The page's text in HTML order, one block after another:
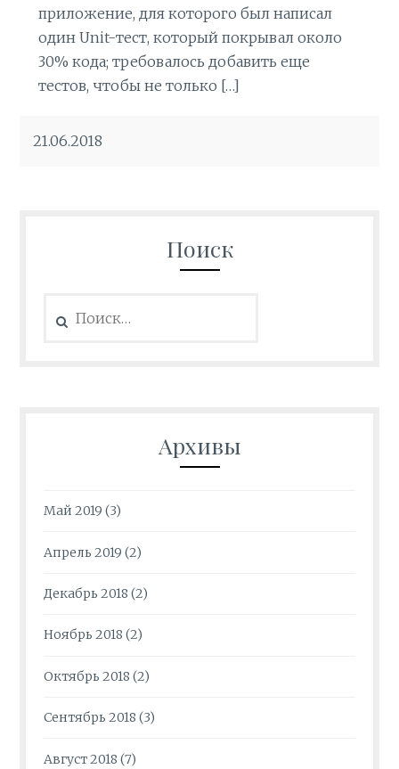
приложение, для которого был написал
один Unit-тест, который покрывал около
30% кода; требовалось добавить еще
тестов, чтобы не только […]
21.06.2018
Поиск
Архивы
Май 2019 (3)
Апрель 2019 (2)
Декабрь 2018 (2)
Ноябрь 2018 (2)
Октябрь 2018 (2)
Сентябрь 2018 (3)
Август 2018 (7)